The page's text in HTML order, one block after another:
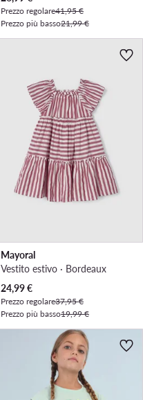
Prezzo regolare41,95 €
Prezzo più basso21,99 €
Mayoral
Vestito estivo · Bordeaux
Prezzo attuale
24,99€
Prezzo regolare37,95 €
Prezzo più basso19,99 €